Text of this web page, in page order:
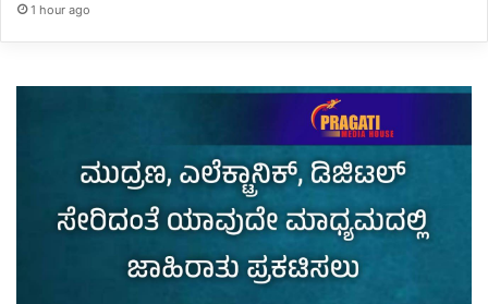
1 hour ago